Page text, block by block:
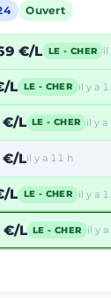
Ouvert
€/L LE - CHER il
L LE - CHER il y a
€/L LE - CHER il y
Lil y a 11 h
L LE - CHER il y a
€/L LE - CHER il y